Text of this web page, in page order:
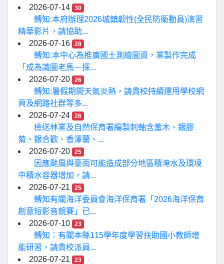
2026-07-14
30
轉知:本府辦理2026城鎮韌性(全民防衛動員)演習
精華影片，請協助...
2026-07-16
28
轉知:本中心為推廣國土測繪圖資，業製作完成
「成為識圖老馬－探...
2026-07-20
26
轉知:暑假期間天氣炎熱，請貴校持續運用學校網
頁及網路社群等多...
2026-07-24
26
檢送林業及自然保育署編製刺軸含羞木、銀膠
菊、銀合歡、香澤蘭、...
2026-07-20
25
因應颱風與豪雨可能造成部分地區積淹水及環境
中積水容器增加，請...
2026-07-21
25
轉知有關海洋委員會海洋保育署「2026海洋保育
創意短影音競賽」已...
2026-07-10
23
轉知：有關本縣115學年度學習扶助國小教師增
能研習，請貴校派員...
2026-07-21
23